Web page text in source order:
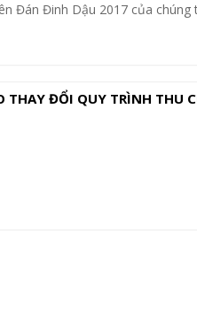
Đán Đinh Dậu 2017 của chúng
THAY ĐỔI QUY TRÌNH THU